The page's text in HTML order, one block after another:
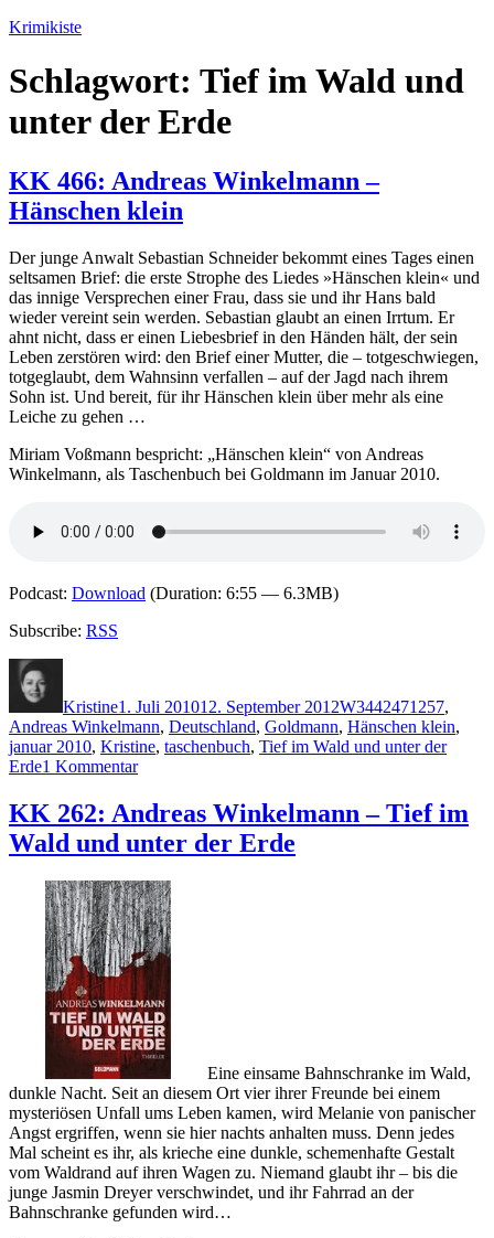
Zum
springen
Krimikiste
Schlagwort: Tief im Wald und
unter der Erde
KK 466: Andreas Winkelmann –
Hänschen klein
Der junge Anwalt Sebastian Schneider bekommt eines Tages einen
seltsamen Brief: die erste Strophe des Liedes »Hänschen klein« und
das innige Versprechen einer Frau, dass sie und ihr Hans bald
wieder vereint sein werden. Sebastian glaubt an einen Irrtum. Er
ahnt nicht, dass er einen Liebesbrief in den Händen hält, der sein
Leben zerstören wird: den Brief einer Mutter, die – totgeschwiegen,
totgeglaubt, dem Wahnsinn verfallen – auf der Jagd nach ihrem
Sohn ist. Und bereit, für ihr Hänschen klein über mehr als eine
Leiche zu gehen …
Miriam Voßmann bespricht: „Hänschen klein“ von Andreas
Winkelmann, als Taschenbuch bei Goldmann im Januar 2010.
Podcast: Download (Duration: 6:55 — 6.3MB)
Subscribe: RSS
Kristine1. Juli 201012. September 2012W3442471257,
Andreas Winkelmann, Deutschland, Goldmann, Hänschen klein,
januar 2010, Kristine, taschenbuch, Tief im Wald und unter der
Erde1 Kommentarzu
466:
Andreas
Winkelmann
Hänschen
klein
KK 262: Andreas Winkelmann – Tief im
Wald und unter der Erde
Eine einsame Bahnschranke im Wald,
dunkle Nacht. Seit an diesem Ort vier ihrer Freunde bei einem
mysteriösen Unfall ums Leben kamen, wird Melanie von panischer
Angst ergriffen, wenn sie hier nachts anhalten muss. Denn jedes
Mal scheint es ihr, als krieche eine dunkle, schemenhafte Gestalt
vom Waldrand auf ihren Wagen zu. Niemand glaubt ihr – bis die
junge Jasmin Dreyer verschwindet, und ihr Fahrrad an der
Bahnschranke gefunden wird…